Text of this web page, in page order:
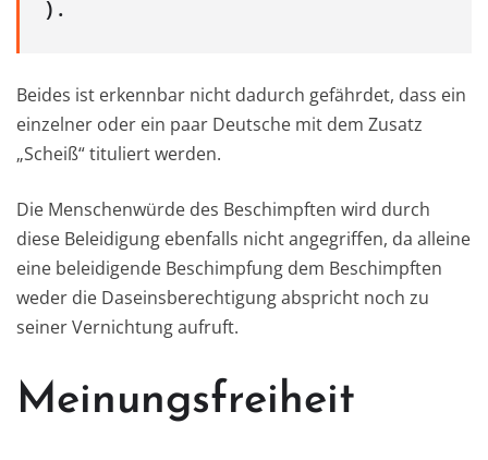
) .
Beides ist erkennbar nicht dadurch gefährdet, dass ein
einzelner oder ein paar Deutsche mit dem Zusatz
„Scheiß“ tituliert werden.
Die Menschenwürde des Beschimpften wird durch
diese Beleidigung ebenfalls nicht angegriffen, da alleine
eine beleidigende Beschimpfung dem Beschimpften
weder die Daseinsberechtigung abspricht noch zu
seiner Vernichtung aufruft.
Meinungsfreiheit